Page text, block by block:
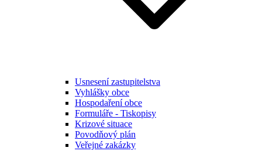
Usnesení zastupitelstva
Vyhlášky obce
Hospodaření obce
Formuláře - Tiskopisy
Krizové situace
Povodňový plán
Veřejné zakázky